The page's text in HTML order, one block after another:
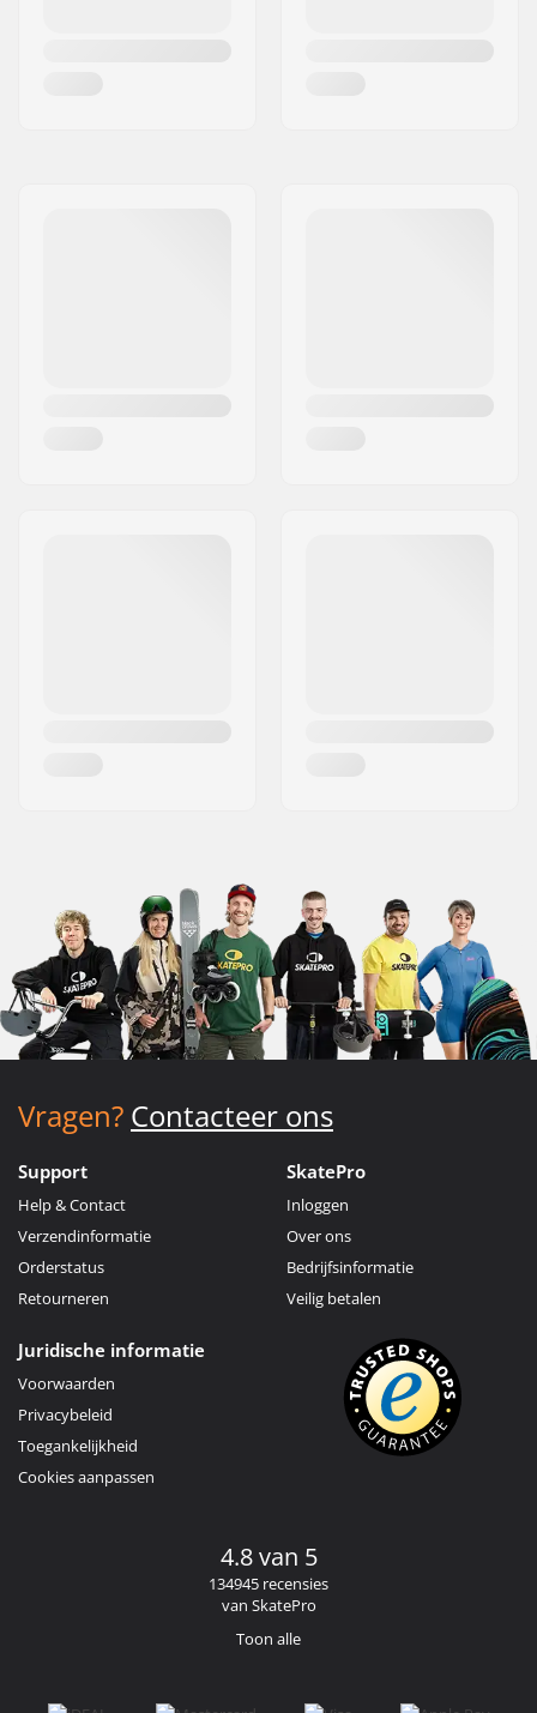
Vragen? Contacteer ons
Support
Help & Contact
Verzendinformatie
Orderstatus
Retourneren
SkatePro
Inloggen
Over ons
Bedrijfsinformatie
Veilig betalen
Juridische informatie
Voorwaarden
Privacybeleid
Toegankelijkheid
Cookies aanpassen
4.8 van 5
134945 recensies
van SkatePro
Toon alle